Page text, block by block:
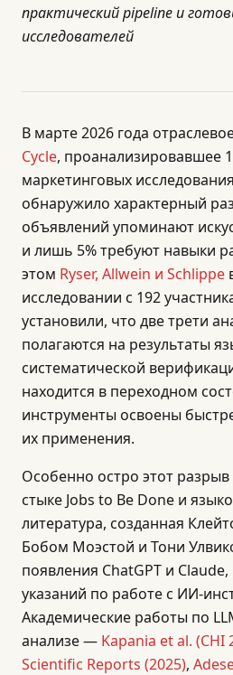
практический pipeline и
исследователей
В марте 2026 года
Cycle, проанализировавшее
маркетинговых
обнаружило характерный
объявлений упоминают
и лишь 5% требуют навыки
этом Ryser, Allwein и Schlippe
исследовании с 192
установили, что две трети
полагаются на результаты
систематической
находится в переходном
инструменты освоены
их применения.
Особенно остро этот разрыв
стыке Jobs to Be Done и
литература, созданная
Бобом Моэстой и Тони
появления ChatGPT и
указаний по работе с ИИ-
Академические работы по
анализе — Kapania et al. (CHI
Scientific Reports (2025),